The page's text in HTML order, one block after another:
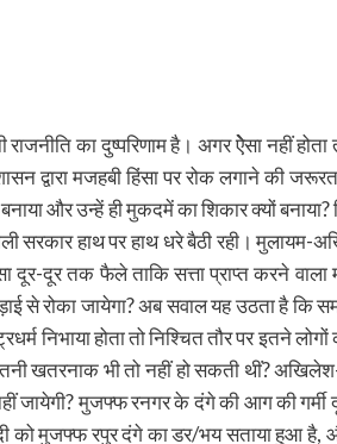
का दुष्परिणाम है। अगर ऐेसा नहीं
द्वारा मजहबी हिंसा पर रोक लगाने की
बनाया और उन्हें ही मुकदमें का शिकार क्यों
सरकार हाथ पर हाथ धरे बैठी रही।
दूर-दूर तक फैले ताकि सत्ता प्राप्त करने
रोका जायेगा? अब सवाल यह उठता है कि
निभाया होता तो निश्चित तौर पर इतने
खतरनाक भी तो नहीं हो सकती थीं?
मुजफ्फ रनगर के दंगे की आग की गर्मी
मुजफ्फ रपुर दंगे का डर/भय सताया हुआ है,